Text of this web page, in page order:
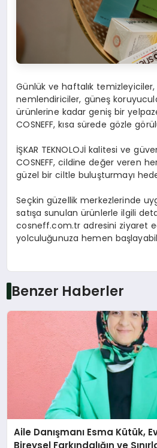
Günlük ve haftalık temizleyiciler,
nemlendiriciler, güneş
ürünlerine kadar geniş bir
COSNEFF, kısa sürede gözle
İŞKAR TEKNOLOJİ kalitesi ve
COSNEFF, cildine değer veren
güzel bir ciltle buluşturmayı
Seçkin güzellik merkezlerinde
satışa sunulan ürünlerle ilgili
cosneff.com.tr adresini ziyaret
yolculuğunuza hemen
Benzer Haberler
Aile Danışmanı Esma Kütük,
Bireysel Farkındalığın ve